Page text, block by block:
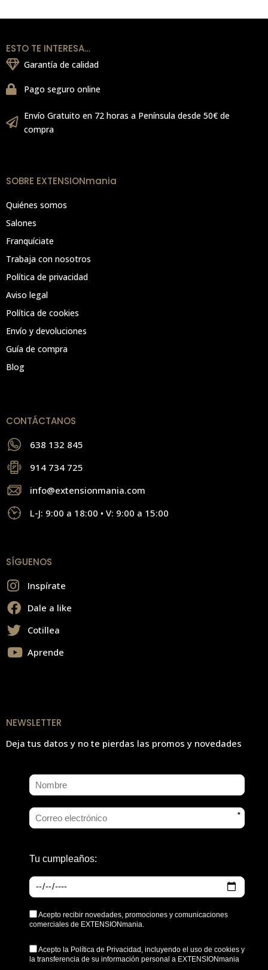
ESTO TE INTERESA…
Garantía de calidad
Pago seguro online
Envío Gratuito en 72 horas a Península desde 50€ de
compra
SOBRE EXTENSIONmania
Quiénes somos
Salones
Franquíciate
Trabaja con nosotros
Política de privacidad
Aviso legal
Política de cookies
Envío y devoluciones
Guía de compra
Blog
CONTÁCTANOS
638 132 845
914 734 725
info@extensionmania.com
L-J: 9:00 a 18:00 • V: 9:00 a 15:00
SÍGUENOS
Inspírate
Dale a like
Cotillea
Aprende
NEWSLETTER
Deja tus datos y no te pierdas las promos y novedades
*
Tu cumpleaños:
Acepto recibir novedades, promociones y comunicaciones
comerciales de EXTENSIONmania.
Acepto la Política de Privacidad , incluyendo el uso de cookies y
la transferencia de su información personal a EXTENSIONmania